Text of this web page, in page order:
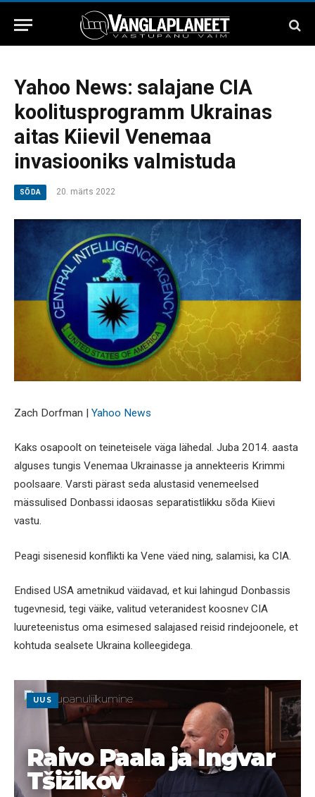
Yahoo News: salajane CIA
koolitusprogramm Ukrainas
aitas Kiievil Venemaa
invasiooniks valmistuda
SÕDA 20. märts 2022
Zach Dorfman | Yahoo News
Kaks osapoolt on teineteisele väga lähedal. Juba 2014. aasta
alguses tungis Venemaa Ukrainasse ja annekteeris Krimmi
poolsaare. Varsti pärast seda alustasid venemeelsed
mässulised Donbassi idaosas separatistlikku sõda Kiievi
vastu.
Peagi sisenesid konflikti ka Vene väed ning, salamisi, ka CIA.
Endised USA ametnikud väidavad, et kui lahingud Donbassis
tugevnesid, tegi väike, valitud veteranidest koosnev CIA
luureteenistus oma esimesed salajased reisid rindejoonele, et
kohtuda sealsete Ukraina kolleegidega.
UUS
Raivo Paala ja Ingvar
Tšižikov